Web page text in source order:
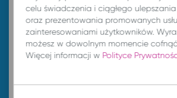
celu świadczenia i ciągłego ulepszania
oraz prezentowania promowanych
zainteresowaniami użytkowników.
możesz w dowolnym momencie
Więcej informacji w Polityce